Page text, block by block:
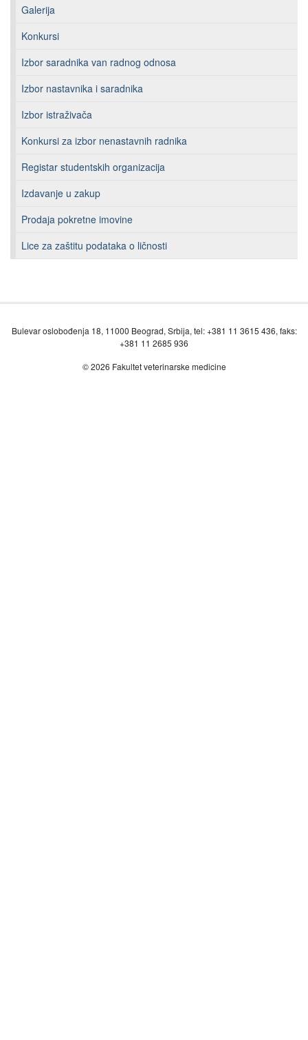
Galerija
Konkursi
Izbor saradnika van radnog odnosa
Izbor nastavnika i saradnika
Izbor istraživača
Konkursi za izbor nenastavnih radnika
Registar studentskih organizacija
Izdavanje u zakup
Prodaja pokretne imovine
Lice za zaštitu podataka o ličnosti
Bulevar oslobođenja 18, 11000 Beograd, Srbija, tel: +381 11 3615 436, faks:
+381 11 2685 936
© 2026 Fakultet veterinarske medicine